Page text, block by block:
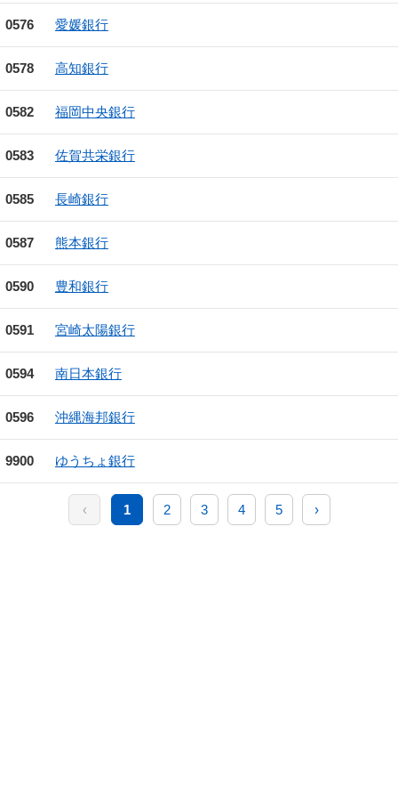
0576 愛媛銀行
0578 高知銀行
0582 福岡中央銀行
0583 佐賀共栄銀行
0585 長崎銀行
0587 熊本銀行
0590 豊和銀行
0591 宮崎太陽銀行
0594 南日本銀行
0596 沖縄海邦銀行
9900 ゆうちょ銀行
‹ 1 2 3 4 5 ›